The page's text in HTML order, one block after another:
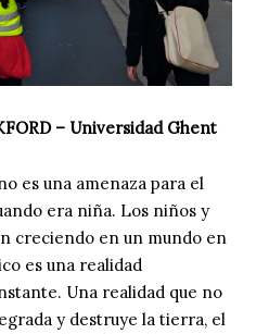
– Universidad Ghent
es una amenaza para el
era niña. Los niños y
creciendo en un mundo en
es una realidad
Una realidad que no
y destruye la tierra, el